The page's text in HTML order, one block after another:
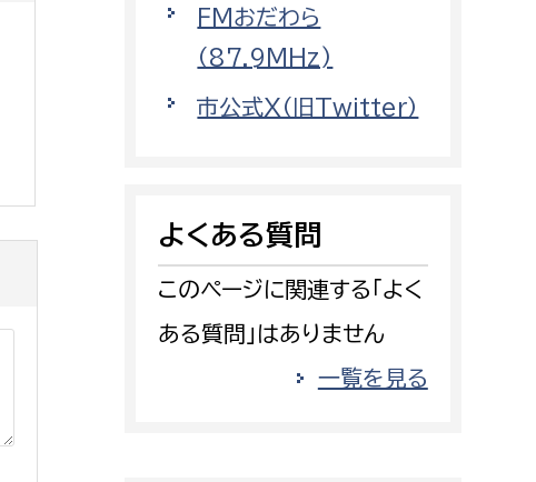
警防計画課
救急課
情報司令課
監査事務局
監査事務局
FMおだわら
（87.9MHz)
市公式X（旧Twitter）
よくある質問
このページに関連する「よく
ある質問」はありません
一覧を見る